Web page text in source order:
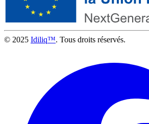
© 2025 Idiliq™. Tous droits réservés.